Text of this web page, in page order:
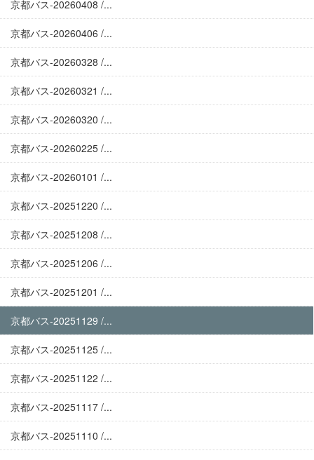
京都バス-20260408 /...
京都バス-20260406 /...
京都バス-20260328 /...
京都バス-20260321 /...
京都バス-20260320 /...
京都バス-20260225 /...
京都バス-20260101 /...
京都バス-20251220 /...
京都バス-20251208 /...
京都バス-20251206 /...
京都バス-20251201 /...
京都バス-20251129 /...
京都バス-20251125 /...
京都バス-20251122 /...
京都バス-20251117 /...
京都バス-20251110 /...